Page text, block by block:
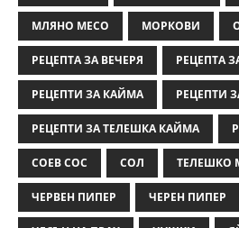
МЛЯНО МЕСО МОРКОВИ
РЕЦЕПТА ЗА ВЕЧЕРЯ РЕЦЕПТА
РЕЦЕПТИ ЗА КАЙМА РЕЦЕПТИ
РЕЦЕПТИ ЗА ТЕЛЕШКА КАЙМА
СОЕВ СОС СОЛ ТЕЛЕШКО
ЧЕРВЕН ПИПЕР ЧЕРЕН ПИПЕР